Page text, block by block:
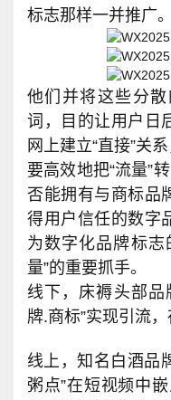
标志那样一并推广。
他们并将这些分
词，目的让用户日
网上建立“直接”关系
要高效地把“流量”
否能拥有与商标品
得用户信任的数字
为数字化品牌标志
量”的重要抓手。
线下，床褥头部品
牌.商标”实现引流，
线上，知名白酒品
粥点”在短视频中